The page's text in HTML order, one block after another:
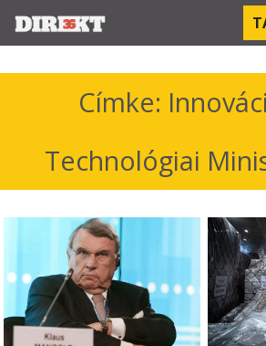
PROJEKTEK
ORBÁN ÉS A GAZDASÁG
KÍNAI NEGYED
OROSZ KAPCSOLATOK
PEGASUS-MEGFIGYELÉSEK
Címke:
Technológiai